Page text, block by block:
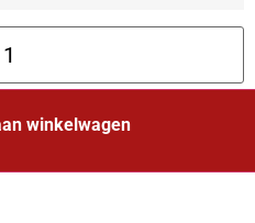
winkelwagen